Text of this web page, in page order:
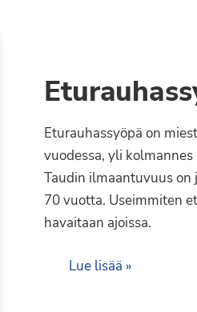
Eturauhassyöpä on
vuodessa, yli
Taudin ilmaantuvuus on
70 vuotta. Useimmiten
havaitaan ajoissa.
Lue lisää »